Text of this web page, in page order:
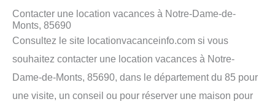
Contacter une location vacances à Notre-Dame-de-
Monts, 85690
Consultez le site locationvacanceinfo.com si vous
souhaitez contacter une location vacances à Notre-
Dame-de-Monts, 85690, dans le département du 85 pour
une visite, un conseil ou pour réserver une maison pour